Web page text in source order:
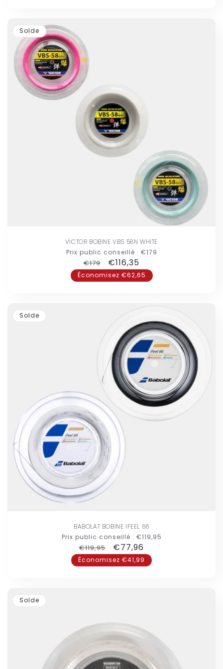
Solde
VICTOR BOBINE VBS 58N WHITE
Prix public conseillé : €179
Prix
habituel
€179
Prix
promotionnel
€116,35
Économisez €62,65
Solde
BABOLAT BOBINE IFEEL 66
Prix public conseillé : €119,95
Prix
habituel
€119,95
Prix
promotionnel
€77,96
Économisez €41,99
Solde